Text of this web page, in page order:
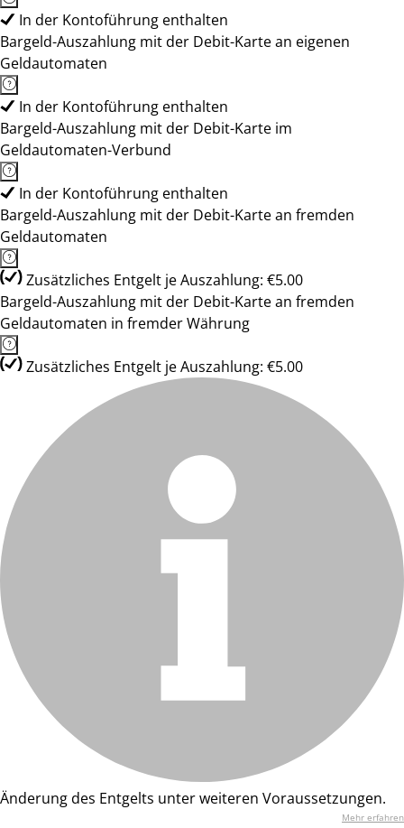
In der Kontoführung enthalten
Bargeld-Auszahlung mit der Debit-Karte an eigenen
Geldautomaten
In der Kontoführung enthalten
Bargeld-Auszahlung mit der Debit-Karte im
Geldautomaten-Verbund
In der Kontoführung enthalten
Bargeld-Auszahlung mit der Debit-Karte an fremden
Geldautomaten
Zusätzliches Entgelt je Auszahlung: €5.00
Bargeld-Auszahlung mit der Debit-Karte an fremden
Geldautomaten in fremder Währung
Zusätzliches Entgelt je Auszahlung: €5.00
Änderung des Entgelts unter weiteren Voraussetzungen.
Mehr erfahren